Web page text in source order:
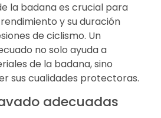
la badana es crucial para
y su duración
de ciclismo. Un
no solo ayuda a
de la badana, sino
sus cualidades protectoras.
adecuadas